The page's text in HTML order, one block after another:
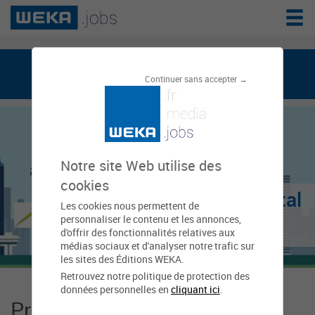
Continuer sans accepter →
Notre site Web utilise des
cookies
Les cookies nous permettent de
personnaliser le contenu et les annonces,
d'offrir des fonctionnalités relatives aux
médias sociaux et d'analyser notre trafic sur
les sites des Éditions WEKA.
Retrouvez notre politique de protection des
données personnelles en cliquant ici.
weka.jobs, le réseau de l'emploi public
Conseil Départemental
- Cantal